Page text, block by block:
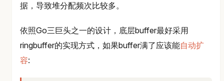
据，导致堆分配频次比较多。
依照Go三巨头之一的设计，底层buffer最好采用
ringbuffer的实现方式，如果buffer满了应该能自动扩
容: